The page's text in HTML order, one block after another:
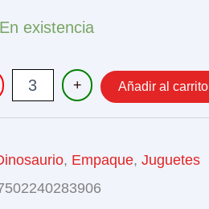
En existencia
+ Añadir al carrito
, Empaque, Juguetes